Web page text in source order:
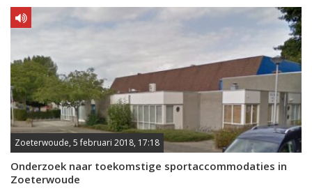
Zoeterwoude, 5 februari 2018, 17:18
Onderzoek naar toekomstige sportaccommodaties in
Zoeterwoude